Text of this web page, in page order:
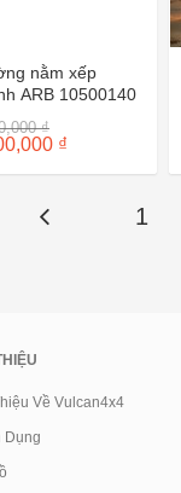
nằm xếp
ARB 10500140
₫
gốc
4,500,000 ₫.
₫
tại
4,000,000 ₫.
1
Về Vulcan4x4
Dụng